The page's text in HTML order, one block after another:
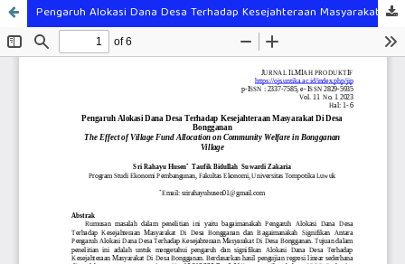
Pengaruh Alokasi Dana Desa Terhadap Kesejahteraan Masyarakat Di Desa Bongganan